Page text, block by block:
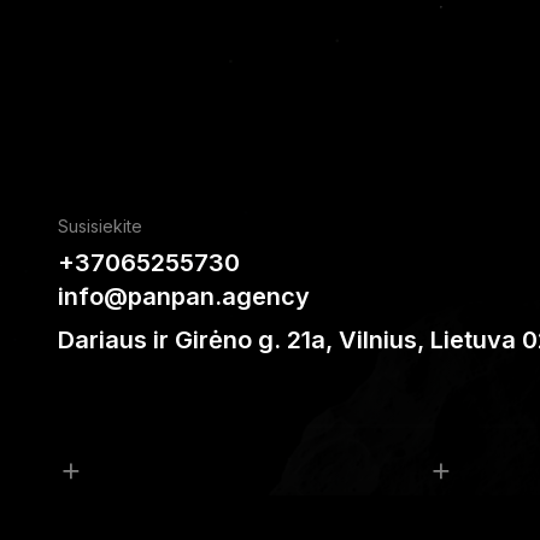
Susisiekite
+37065255730
info@panpan.agency
Dariaus ir Girėno g. 21a, Vilnius, Lietuva